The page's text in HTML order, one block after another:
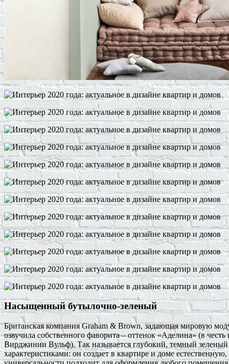
Насыщенный бутылочно-зеленый
Британская компания Graham & Brown, задающая мировую
озвучила собственного фаворита – оттенок «Аделина» (в
Вирджинии Вульф). Так называется глубокий, темный
характеристиками: он создает в квартире и доме